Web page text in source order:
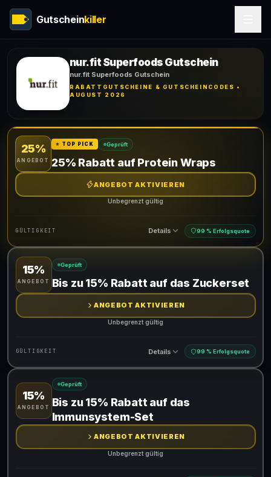
Gutscheinkiller
nur.fit Superfoods Gutschein
nur.fit Superfoods Gutschein
RABATTGUTSCHEINE & GUTSCHEINCODES •
AUGUST 2026
25%
ANGEBOT
⭐ TOP PICK Geprüft
25% Rabatt auf Protein Wraps
ANGEBOT AKTIVIEREN
Unbegrenzt gültig
GÜLTIGKEIT Details 99 % Erfolgsquote
Gültig für teilnehmende Produkte
15%
ANGEBOT
Geprüft
Bis zu 15% Rabatt auf das Zuckerset
ANGEBOT AKTIVIEREN
Unbegrenzt gültig
GÜLTIGKEIT Details 99 % Erfolgsquote
Gültig für teilnehmende Produkte
15%
ANGEBOT
Geprüft
Bis zu 15% Rabatt auf das
Immunsystem-Set
ANGEBOT AKTIVIEREN
Unbegrenzt gültig